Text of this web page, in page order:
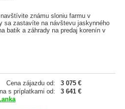
známu sloniu farmu v
sa zastavíte na návštevu jaskynného
batik a záhrady na predaj korenín v
Cena zájazdu od:
3 075 €
s príplatkami od:
3 641 €